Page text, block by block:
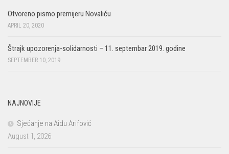
Otvoreno pismo premijeru Novaliću
APRIL 20, 2020
Štrajk upozorenja-solidarnosti – 11. septembar 2019. godine
SEPTEMBER 10, 2019
NAJNOVIJE
Sjećanje na Aidu Arifović
August 1, 2026